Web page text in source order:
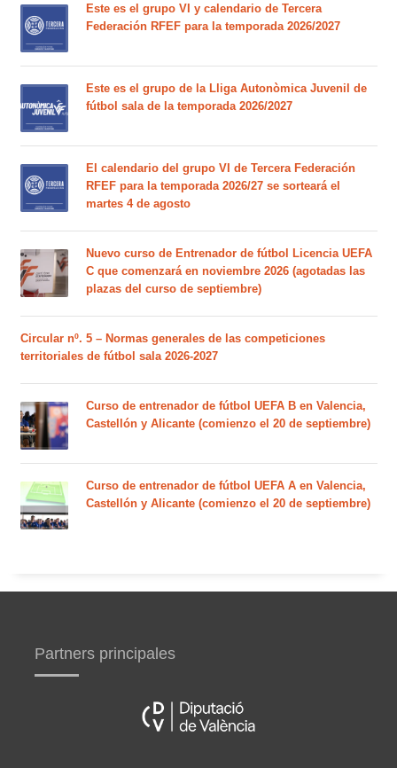
Este es el grupo VI y calendario de Tercera
Federación RFEF para la temporada 2026/2027
Este es el grupo de la Lliga Autonòmica Juvenil de
fútbol sala de la temporada 2026/2027
El calendario del grupo VI de Tercera Federación
RFEF para la temporada 2026/27 se sorteará el
martes 4 de agosto
Nuevo curso de Entrenador de fútbol Licencia UEFA
C que comenzará en noviembre 2026 (agotadas las
plazas del curso de septiembre)
Circular nº. 5 – Normas generales de las competiciones
territoriales de fútbol sala 2026-2027
Curso de entrenador de fútbol UEFA B en Valencia,
Castellón y Alicante (comienzo el 20 de septiembre)
Curso de entrenador de fútbol UEFA A en Valencia,
Castellón y Alicante (comienzo el 20 de septiembre)
Partners principales